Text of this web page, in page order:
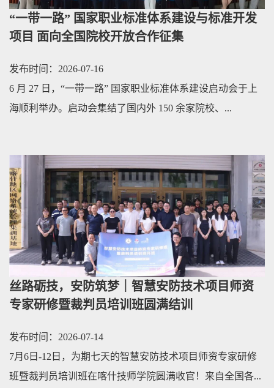
“一带一路” 国家职业标准体系建设与标准开发
项目 面向全国院校开放合作征集
发布时间：2026-07-16
6 月 27 日，“一带一路” 国家职业标准体系建设启动会于上
海顺利举办。启动会集结了国内外 150 余家院校、...
丝路砺技，安防筑梦｜智慧安防技术项目师资
专家研修暨裁判员培训班圆满结训
发布时间：2026-07-14
7月6日-12日，为期七天的智慧安防技术项目师资专家研修
班暨裁判员培训班在喀什技师学院圆满收官！来自全国各...